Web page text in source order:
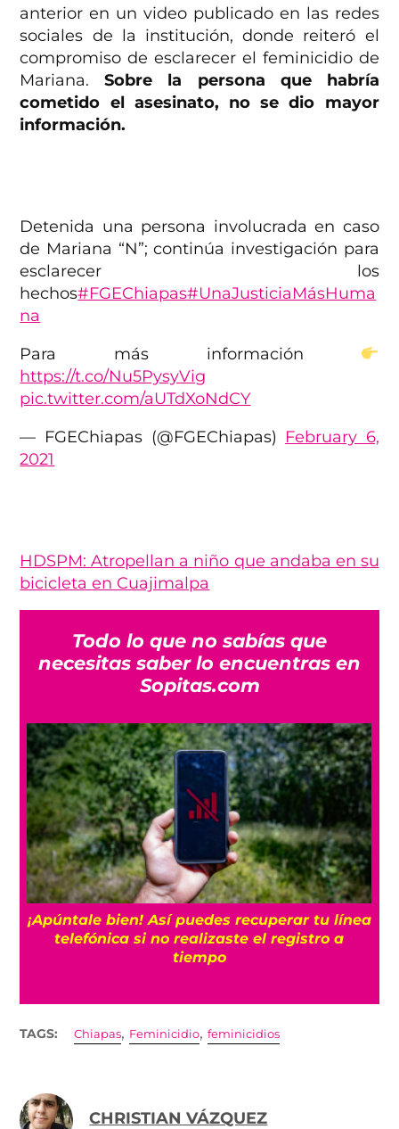
anterior en un video publicado en las redes
sociales de la institución, donde reiteró el
compromiso de esclarecer el feminicidio de
Mariana.Sobre la persona que habría
cometido el asesinato, no se dio mayor
información.
Detenida una persona involucrada en caso
de Mariana “N”; continúa investigación para
esclarecer los
hechos#FGEChiapas#UnaJusticiaMásHuma
na
Para más información
https://t.co/Nu5PysyVig
pic.twitter.com/aUTdXoNdCY
— FGEChiapas (@FGEChiapas) February 6,
2021
HDSPM: Atropellan a niño que andaba en su
bicicleta en Cuajimalpa
Todo lo que no sabías que
necesitas saber lo encuentras en
Sopitas.com
¡Apúntale bien! Así puedes recuperar tu línea
telefónica si no realizaste el registro a
tiempo
TAGS: Chiapas, Feminicidio,feminicidios
CHRISTIAN VÁZQUEZ